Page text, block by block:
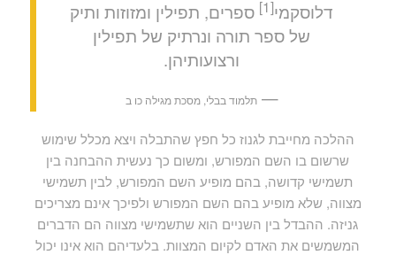
דלוסקמי[1]
ספרים, תפילין ומזוזות ותיק
של ספר תורה ונרתיק של תפילין
ורצועותיהן.
—תלמוד בבלי, מסכת מגילה כו ב
ההלכה מחייבת לגנוז כל חפץ שהתבלה ויצא מכלל שימוש
שרשום בו השם המפורש, ומשום כך נעשית ההבחנה בין
תשמישי קדושה, בהם מופיע השם המפורש, לבין תשמישי
מצווה, שלא מופיע בהם השם המפורש ולפיכך אינם מצריכים
גניזה. ההבדל בין השניים הוא שתשמישי מצווה הם הדברים
המשמשים את האדם לקיום המצוות. בלעדיהם הוא אינו יכול